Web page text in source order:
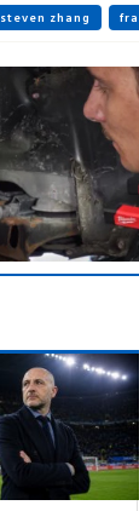
steven zhang